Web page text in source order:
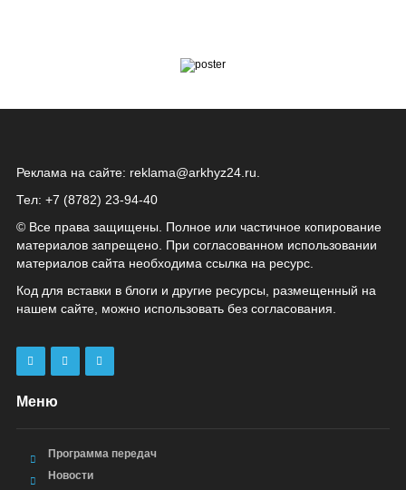
Реклама на сайте: reklama@arkhyz24.ru
Тел: +7 (8782) 23‑94‑40
© Все права защищены. Полное или частичное копирование
материалов запрещено. При согласованном использовании
материалов сайта необходима ссылка на ресурс.
Код для вставки в блоги и другие ресурсы, размещенный на
нашем сайте, можно использовать без согласования.
Меню
Программа передач
Новости